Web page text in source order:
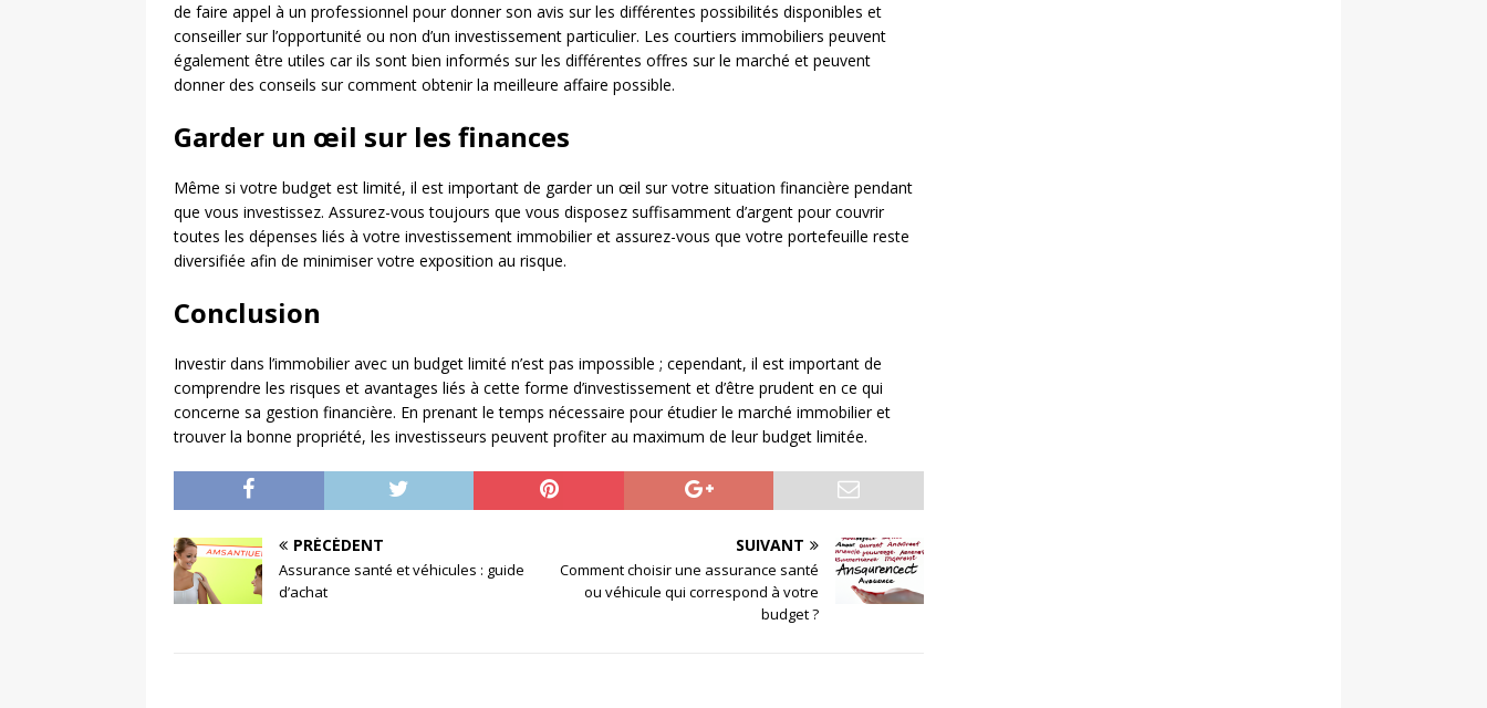
de faire appel à un professionnel pour donner son avis sur les différentes possibilités disponibles et
conseiller sur l’opportunité ou non d’un investissement particulier. Les courtiers immobiliers peuvent
également être utiles car ils sont bien informés sur les différentes offres sur le marché et peuvent
donner des conseils sur comment obtenir la meilleure affaire possible.
Garder un œil sur les finances
Même si votre budget est limité, il est important de garder un œil sur votre situation financière pendant
que vous investissez. Assurez-vous toujours que vous disposez suffisamment d’argent pour couvrir
toutes les dépenses liés à votre investissement immobilier et assurez-vous que votre portefeuille reste
diversifiée afin de minimiser votre exposition au risque.
Conclusion
Investir dans l’immobilier avec un budget limité n’est pas impossible ; cependant, il est important de
comprendre les risques et avantages liés à cette forme d’investissement et d’être prudent en ce qui
concerne sa gestion financière. En prenant le temps nécessaire pour étudier le marché immobilier et
trouver la bonne propriété, les investisseurs peuvent profiter au maximum de leur budget limitée.
PRÉCÉDENT
Assurance santé et véhicules : guide
d’achat
SUIVANT
Comment choisir une assurance santé
ou véhicule qui correspond à votre
budget ?